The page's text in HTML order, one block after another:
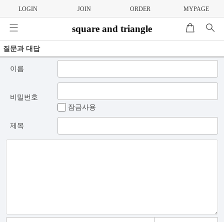
LOGIN JOIN ORDER MYPAGE
square and triangle
질문과 대답
이름
비밀번호
잠금사용
제목